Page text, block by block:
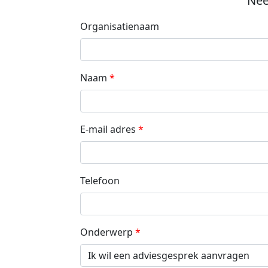
Organisatienaam
Naam
E-mail adres
Telefoon
Onderwerp